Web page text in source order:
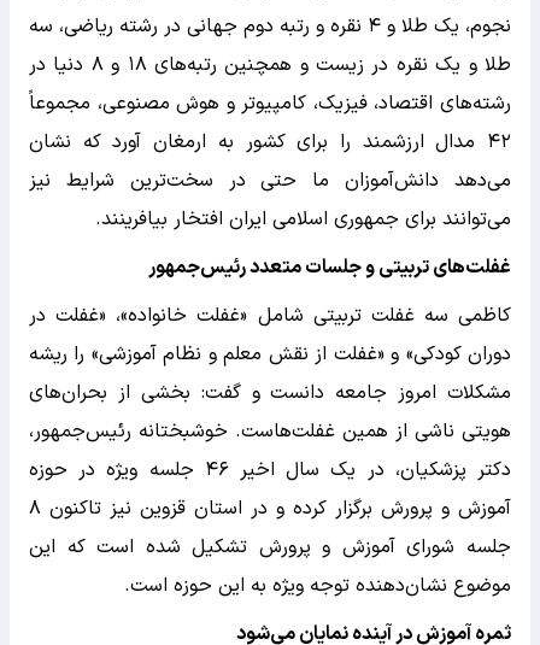
نجوم، یک طلا و ۴ نقره و رتبه دوم جهانی در رشته ریاضی، سه
طلا و یک نقره در زیست و همچنین رتبه‌های ۱۸ و ۸ دنیا در
رشته‌های اقتصاد، فیزیک، کامپیوتر و هوش مصنوعی، مجموعاً
۴۲ مدال ارزشمند را برای کشور به ارمغان آورد که نشان
می‌دهد دانش‌آموزان ما حتی در سخت‌ترین شرایط نیز
می‌توانند برای جمهوری اسلامی ایران افتخار بیافرینند.
غفلت‌های تربیتی و جلسات متعدد رئیس‌جمهور
کاظمی سه غفلت تربیتی شامل «غفلت خانواده»، «غفلت در
دوران کودکی» و «غفلت از نقش معلم و نظام آموزشی» را ریشه
مشکلات امروز جامعه دانست و گفت: بخشی از بحران‌های
هویتی ناشی از همین غفلت‌هاست. خوشبختانه رئیس‌جمهور،
دکتر پزشکیان، در یک سال اخیر ۴۶ جلسه ویژه در حوزه
آموزش و پرورش برگزار کرده و در استان قزوین نیز تاکنون ۸
جلسه شورای آموزش و پرورش تشکیل شده است که این
موضوع نشان‌دهنده توجه ویژه به این حوزه است.
ثمره آموزش در آینده نمایان می‌شود